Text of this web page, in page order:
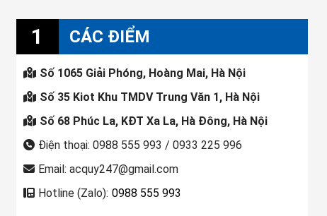
1 CÁC ĐIỂM
Số 1065 Giải Phóng, Hoàng Mai, Hà Nội
Số 35 Kiot Khu TMDV Trung Văn 1, Hà Nội
Số 68 Phúc La, KĐT Xa La, Hà Đông, Hà Nội
Điện thoại: 0988 555 993 / 0933 225 996
Email: acquy247@gmail.com
Hotline (Zalo): 0988 555 993